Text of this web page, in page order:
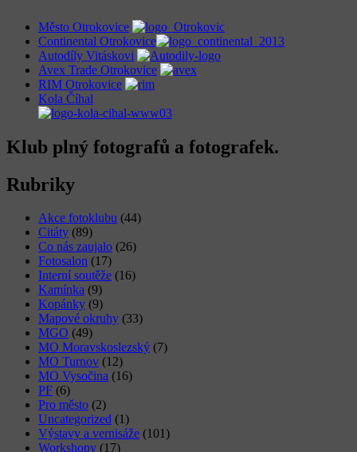
Město Otrokovice
Continental Otrokovice
Autodíly Vitáskovi
Avex Trade Otrokovice
RIM Otrokovice
Kola Číhal
Klub plný fotografů a fotografek.
Rubriky
Akce fotoklubu (44)
Citáty (89)
Co nás zaujalo (26)
Fotosalon (17)
Interní soutěže (16)
Kamínka (9)
Kopánky (9)
Mapové okruhy (33)
MGO (49)
MO Moravskoslezský (7)
MO Turnov (12)
MO Vysočina (16)
PF (6)
Pro město (2)
Uncategorized (1)
Výstavy a vernisáže (101)
Workshopy (17)